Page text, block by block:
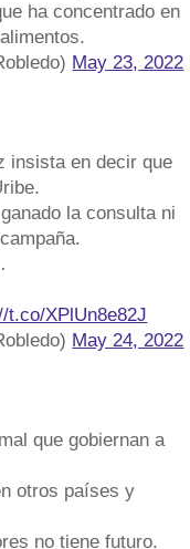
ha concentrado en
May 23, 2022
insista en decir que
la consulta ni
t.co/XPlUn8e82J
May 24, 2022
que gobiernan a
otros países y
no tiene futuro.